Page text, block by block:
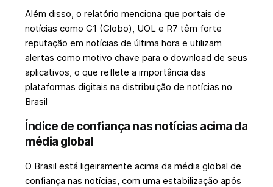
Além disso, o relatório menciona que portais de
notícias como G1 (Globo), UOL e R7 têm forte
reputação em notícias de última hora e utilizam
alertas como motivo chave para o download de seus
aplicativos, o que reflete a importância das
plataformas digitais na distribuição de notícias no
Brasil
Índice de confiança nas notícias acima da
média global
O Brasil está ligeiramente acima da média global de
confiança nas notícias, com uma estabilização após